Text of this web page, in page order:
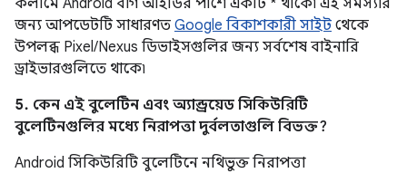
কলামে Android বাগ আইডির পাশে একটি * থাকে৷ এই সমস্যার
জন্য আপডেটটি সাধারণত Google বিকাশকারী সাইট থেকে
উপলব্ধ Pixel/Nexus ডিভাইসগুলির জন্য সর্বশেষ বাইনারি
ড্রাইভারগুলিতে থাকে৷
5. কেন এই বুলেটিন এবং অ্যান্ড্রয়েড সিকিউরিটি
বুলেটিনগুলির মধ্যে নিরাপত্তা দুর্বলতাগুলি বিভক্ত?
Android সিকিউরিটি বুলেটিনে নথিভুক্ত নিরাপত্তা